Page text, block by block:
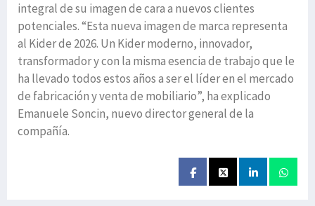
integral de su imagen de cara a nuevos clientes
potenciales. “Esta nueva imagen de marca representa
al Kider de 2026. Un Kider moderno, innovador,
transformador y con la misma esencia de trabajo que le
ha llevado todos estos años a ser el líder en el mercado
de fabricación y venta de mobiliario”, ha explicado
Emanuele Soncin, nuevo director general de la
compañía.